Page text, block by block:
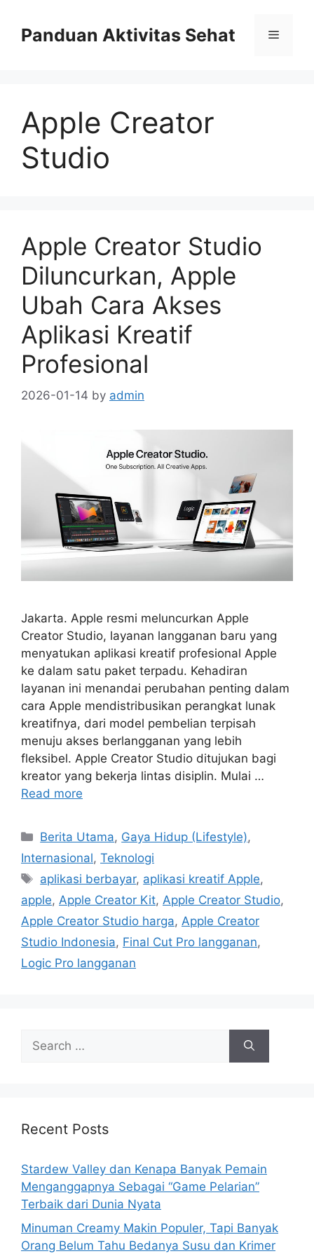
contentPanduan Aktivitas Sehat Menu
Apple Creator
Studio
Apple Creator Studio
Diluncurkan, Apple
Ubah Cara Akses
Aplikasi Kreatif
Profesional
2026-01-14 by admin
Jakarta. Apple resmi meluncurkan Apple
Creator Studio, layanan langganan baru yang
menyatukan aplikasi kreatif profesional Apple
ke dalam satu paket terpadu. Kehadiran
layanan ini menandai perubahan penting dalam
cara Apple mendistribusikan perangkat lunak
kreatifnya, dari model pembelian terpisah
menuju akses berlangganan yang lebih
fleksibel. Apple Creator Studio ditujukan bagi
kreator yang bekerja lintas disiplin. Mulai …
Read more
C
a
e
g
o
r
i
e
Berita Utama, Gaya Hidup (Lifestyle),
Internasional, Teknologi
T
a
s
aplikasi berbayar, aplikasi kreatif Apple,
apple, Apple Creator Kit, Apple Creator Studio,
Apple Creator Studio harga, Apple Creator
Studio Indonesia, Final Cut Pro langganan,
Logic Pro langganan
h
r
:
Recent Posts
Stardew Valley dan Kenapa Banyak Pemain
Menganggapnya Sebagai “Game Pelarian”
Terbaik dari Dunia Nyata
Minuman Creamy Makin Populer, Tapi Banyak
Orang Belum Tahu Bedanya Susu dan Krimer